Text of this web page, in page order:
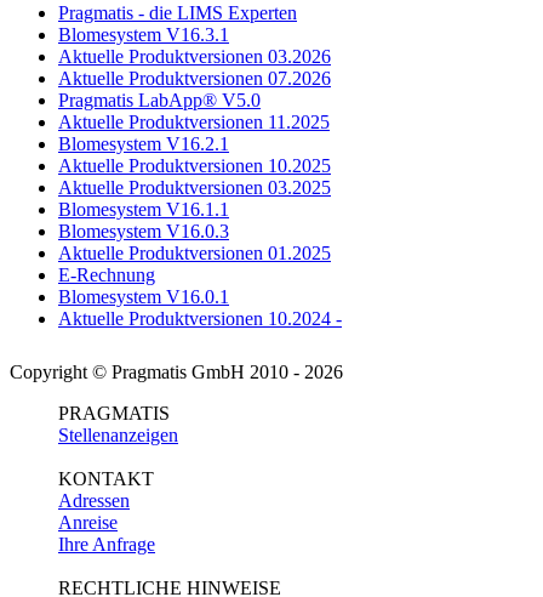
Pragmatis - die LIMS Experten
Blomesystem V16.3.1
Aktuelle Produktversionen 03.2026
Aktuelle Produktversionen 07.2026
Pragmatis LabApp® V5.0
Aktuelle Produktversionen 11.2025
Blomesystem V16.2.1
Aktuelle Produktversionen 10.2025
Aktuelle Produktversionen 03.2025
Blomesystem V16.1.1
Blomesystem V16.0.3
Aktuelle Produktversionen 01.2025
E-Rechnung
Blomesystem V16.0.1
Aktuelle Produktversionen 10.2024 -
Copyright © Pragmatis GmbH 2010 - 2026
PRAGMATIS
Stellenanzeigen
KONTAKT
Adressen
Anreise
Ihre Anfrage
RECHTLICHE HINWEISE